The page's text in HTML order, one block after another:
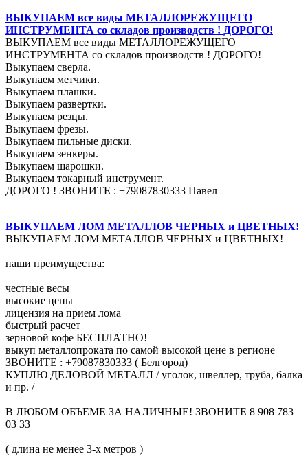
ВЫКУПАЕМ все виды МЕТАЛЛОРЕЖУЩЕГО
ИНСТРУМЕНТА со складов производств ! ДОРОГО!
ВЫКУПАЕМ все виды МЕТАЛЛОРЕЖУЩЕГО
ИНСТРУМЕНТА со складов производств ! ДОРОГО!
Выкупаем сверла.
Выкупаем метчики.
Выкупаем плашки.
Выкупаем развертки.
Выкупаем резцы.
Выкупаем фрезы.
Выкупаем пильные диски.
Выкупаем зенкеры.
Выкупаем шарошки.
Выкупаем токарный инструмент.
ДОРОГО ! ЗВОНИТЕ : +79087830333 Павел
ВЫКУПАЕМ ЛОМ МЕТАЛЛОВ ЧЕРНЫХ и ЦВЕТНЫХ!
ВЫКУПАЕМ ЛОМ МЕТАЛЛОВ ЧЕРНЫХ и ЦВЕТНЫХ!
наши преимущества:
честные весы
высокие цены
лицензия на прием лома
быстрый расчет
зерновой кофе БЕСПЛАТНО!
выкуп металлопроката по самой высокой цене в регионе
ЗВОНИТЕ : +79087830333 ( Белгород)
КУПЛЮ ДЕЛОВОЙ МЕТАЛЛ / уголок, швеллер, труба, балка
и пр. /
В ЛЮБОМ ОБЪЕМЕ ЗА НАЛИЧНЫЕ! ЗВОНИТЕ 8 908 783
03 33
( длина не менее 3-х метров )